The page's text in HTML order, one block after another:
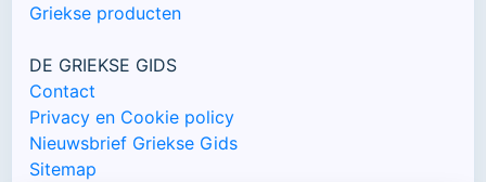
Griekse producten
DE GRIEKSE GIDS
Contact
Privacy en Cookie policy
Nieuwsbrief Griekse Gids
Sitemap